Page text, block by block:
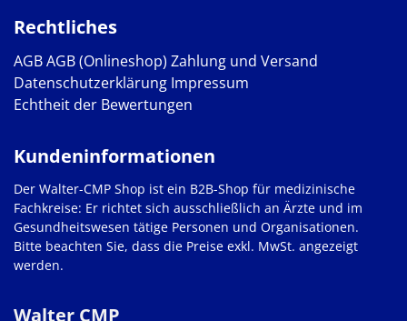
Rechtliches
AGBAGB (Onlineshop) Zahlung und Versand
Datenschutzerklärung Impressum
Echtheit der Bewertungen
Walter CMP
Kundeninformationen
Der Walter-CMP Shop ist ein B2B-Shop für medizinische
Fachkreise: Er richtet sich ausschließlich an Ärzte und im
Gesundheitswesen tätige Personen und Organisationen.
Bitte beachten Sie, dass die Preise exkl. MwSt. angezeigt
werden.